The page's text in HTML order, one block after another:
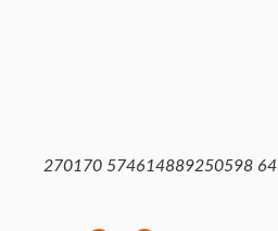
270170 574614889250598